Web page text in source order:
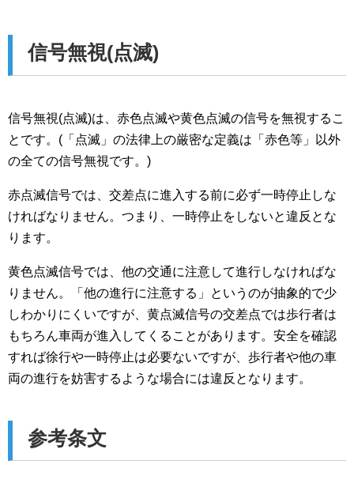
信号無視(点滅)
信号無視(点滅)は、赤色点滅や黄色点滅の信号を無視するこ
とです。(「点滅」の法律上の厳密な定義は「赤色等」以外
の全ての信号無視です。)
赤点滅信号では、交差点に進入する前に必ず一時停止しな
ければなりません。つまり、一時停止をしないと違反とな
ります。
黄色点滅信号では、他の交通に注意して進行しなければな
りません。「他の進行に注意する」というのが抽象的で少
しわかりにくいですが、黄点滅信号の交差点では歩行者は
もちろん車両が進入してくることがあります。安全を確認
すれば徐行や一時停止は必要ないですが、歩行者や他の車
両の進行を妨害するような場合には違反となります。
参考条文